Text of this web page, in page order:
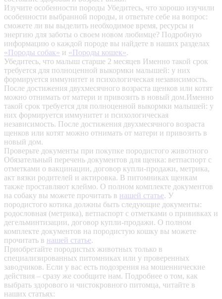
Изучите особенности породы Убедитесь, что хорошо изучили
особенности выбранной породы, и ответьте себе на вопрос:
сможете ли вы выделить необходимое время, ресурсы и
энергию для заботы о своем новом любимце? Подробную
информацию о каждой породе вы найдете в наших разделах
«Породы собак» и «Породы кошек».
Убедитесь, что малыш старше 2 месяцев Именно такой срок
требуется для полноценной выкормки малышей: у них
формируется иммунитет и психологическая независимость.
После достижения двухмесячного возраста щенков или котят
можно отнимать от матери и привозить в новый дом.Именно
такой срок требуется для полноценной выкормки малышей: у
них формируется иммунитет и психологическая
независимость. После достижения двухмесячного возраста
щенков или котят можно отнимать от матери и привозить в
новый дом.
Проверьте документы при покупке породистого животного
Обязательный перечень документов для щенка: ветпаспорт с
отметками о вакцинации, договор купли-продажи, метрика,
акт вязки родителей и актировка. В питомниках щенкам
также проставляют клеймо. О полном комплекте документов
на собаку вы можете прочитать в нашей статье. У
породистого котика должны быть следующие документы:
родословная (метрика), ветпаспорт с отметками о прививках и
дегельминтизации, договор купли-продажи. О полном
комплекте документов на породистую кошку вы можете
прочитать в нашей статье.
Приобретайте породистых животных только в
специализированных питомниках или у проверенных
заводчиков. Если у вас есть подозрения на мошеннические
действия – сразу же сообщите нам. Подробнее о том, как
выбрать здорового и чистокровного питомца, читайте в
наших статьях: